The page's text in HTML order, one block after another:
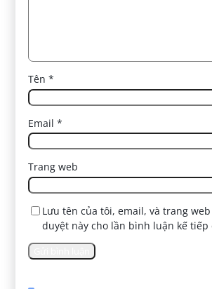
Tên*
Email*
Trang web
Lưu tên của tôi, email, và trang
duyệt này cho lần bình luận kế tiếp